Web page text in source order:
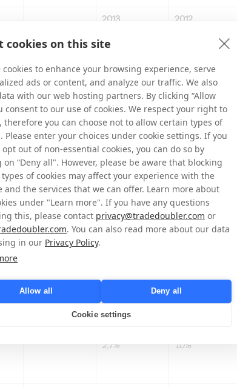
2013 2012
-12,0% 2.001,3
-15,6% 455.3 541.5
22,7% 23,5%
-5,7% -401.9 -519.3
-15,8% -379.9 -488.2
-31.7 -40.7
53.4
2,7% 1,0%
cookies on this site
cookies to enhance your browsing experience, serve
ads or content, and analyze our traffic. We also
with our web hosting partners. By clicking “Allow
consent to our use of cookies. We respect your right to
therefore you can choose not to allow certain types of
Please enter your choices under cookie settings. If you
out of non-essential cookies, you can do so by
on “Deny all". However, please be aware that blocking
of cookies may affect your experience with the
and the services that we can offer. Learn more about
under "Learn more". If you have any questions
this, please contact privacy@tradedoubler.com or
. You can also read more about our data
in our Privacy Policy.
Allow all Deny all
Cookie settings